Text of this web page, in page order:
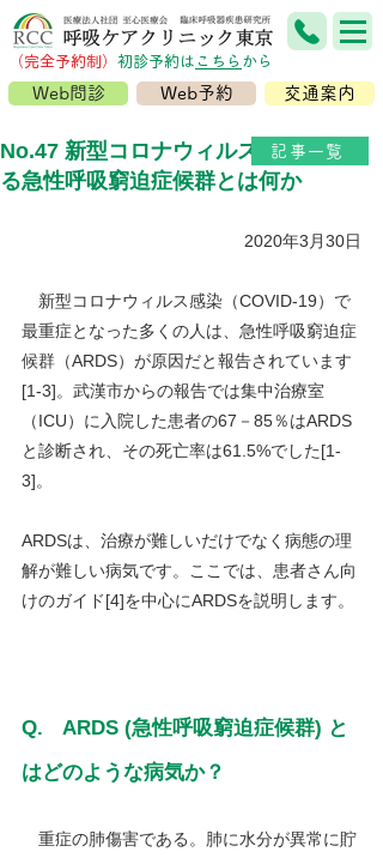
（完全予約制） ​初診予約は こちら から
Web問診 Web予約 交通案内
No.47 新型コロナウィルス感染で起こ
る急性呼吸窮迫症候群とは何か
2020年3月30日
新型コロナウィルス感染（COVID-19）で
最重症となった多くの人は、急性呼吸窮迫症
候群（ARDS）が原因だと報告されています
[1-3]。武漢市からの報告では集中治療室
（ICU）に入院した患者の67－85％はARDS
と診断され、その死亡率は61.5%でした[1-
3]。
ARDSは、治療が難しいだけでなく病態の理
解が難しい病気です。ここでは、患者さん向
けのガイド[4]を中心にARDSを説明します。
Q.　ARDS (急性呼吸窮迫症候群) と
はどのような病気か？
重症の肺傷害である。肺に水分が異常に貯
記事一覧